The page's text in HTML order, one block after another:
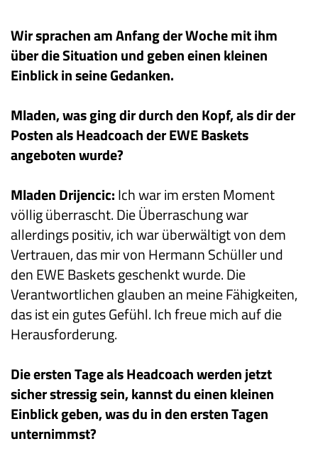
Wir sprachen am Anfang der Woche mit ihm
über die Situation und geben einen kleinen
Einblick in seine Gedanken.
Mladen, was ging dir durch den Kopf, als dir der
Posten als Headcoach der EWE Baskets
angeboten wurde?
Mladen Drijencic:Ich war im ersten Moment
völlig überrascht. Die Überraschung war
allerdings positiv, ich war überwältigt von dem
Vertrauen, das mir von Hermann Schüller und
den EWE Baskets geschenkt wurde. Die
Verantwortlichen glauben an meine Fähigkeiten,
das ist ein gutes Gefühl. Ich freue mich auf die
Herausforderung.
Die ersten Tage als Headcoach werden jetzt
sicher stressig sein, kannst du einen kleinen
Einblick geben, was du in den ersten Tagen
unternimmst?